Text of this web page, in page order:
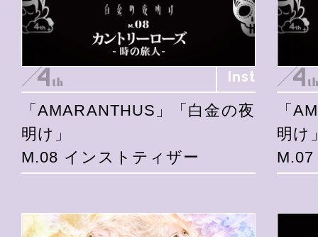
Inst
「AMARANTHUS」「白金の夜
明け」
M.08 インストティザー
「
明け